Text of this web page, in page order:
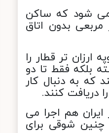
می شود که ساکن
۴۵ متر مربعی بدون اتاق
تر قطار را
بلکه فقط تا دو
که به دنبال کار
هم اجرا می
شوقی برای